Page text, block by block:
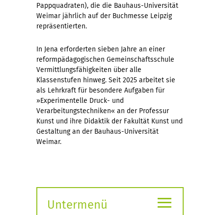
Pappquadraten), die die Bauhaus-Universität
Weimar jährlich auf der Buchmesse Leipzig
repräsentierten.
In Jena erforderten sieben Jahre an einer
reformpädagogischen Gemeinschaftsschule
Vermittlungsfähigkeiten über alle
Klassenstufen hinweg. Seit 2025 arbeitet sie
als Lehrkraft für besondere Aufgaben für
»Experimentelle Druck- und
Verarbeitungstechniken« an der Professur
Kunst und ihre Didaktik der Fakultät Kunst und
Gestaltung an der Bauhaus-Universität
Weimar.
Untermenü
≡